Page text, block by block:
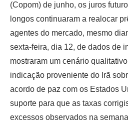
(Copom) de junho, os juros
longos continuaram a realocar
agentes do mercado, mesmo
sexta-feira, dia 12, de dados de
mostraram um cenário
indicação proveniente do Irã
acordo de paz com os Estados
suporte para que as taxas
excessos observados na